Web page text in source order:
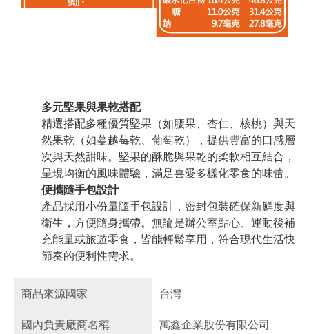
多元堅果與果乾搭配
精選搭配多種優質堅果（如腰果、杏仁、核桃）與天
然果乾（如蔓越莓乾、葡萄乾），提供豐富的口感層
次與天然甜味。堅果的酥脆與果乾的柔軟相互結合，
呈現均衡的風味體驗，滿足喜愛多樣化零食的味蕾。
便攜隨手包設計
產品採用小份量隨手包設計，密封包裝確保新鮮度與
衛生，方便隨身攜帶。無論是辦公室點心、運動後補
充能量或旅遊零食，皆能輕鬆享用，符合現代生活快
節奏的便利性需求。
商品來源國家
台灣
國內負責廠商名稱
萬鑫企業股份有限公司